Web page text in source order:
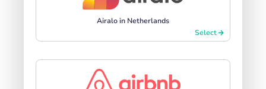
Airalo in Netherlands
Select